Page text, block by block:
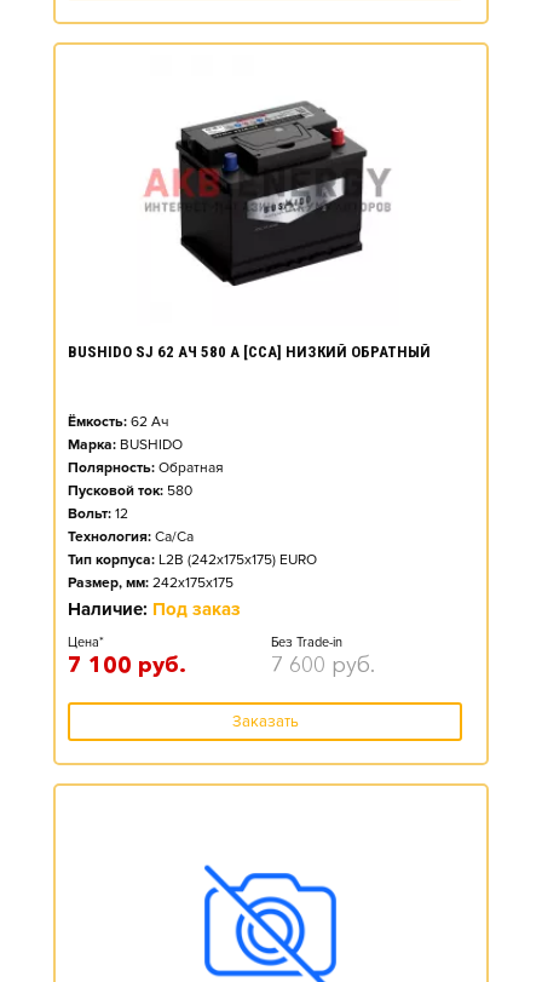
BUSHIDO SJ 62 АЧ 580 А [CCA] НИЗКИЙ ОБРАТНЫЙ
Ёмкость: 62 Ач
Марка: BUSHIDO
Полярность: Обратная
Пусковой ток: 580
Вольт: 12
Технология: Ca/Ca
Тип корпуса: L2B (242x175x175) EURO
Размер, мм: 242x175x175
Наличие: Под заказ
Цена*
7 100 руб.
Без Trade-in
7 600 руб.
Заказать